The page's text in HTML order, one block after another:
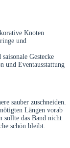
Knoten
und
Gestecke
und Eventausstattung
sauber zuschneiden.
Längen vorab
sollte das Band nicht
schön bleibt.